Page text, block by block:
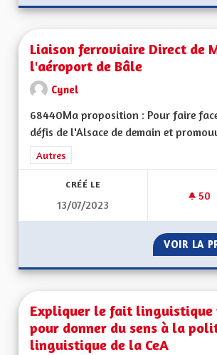
Liaison ferroviaire Direct de
l'aéroport de Bâle
Cynel
68440Ma proposition : Pour faire
défis de l'Alsace de demain et
Filtrer les résultats de la catégorie :
Autres
CRÉÉ LE
13/07/2023
50
VOIR LA
Expliquer le fait linguistique
pour donner du sens à la
linguistique de la CeA